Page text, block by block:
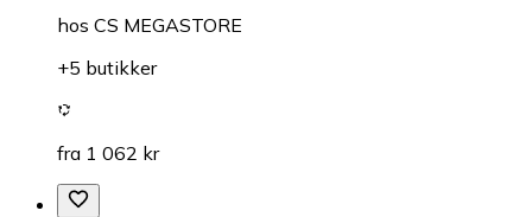
hos CS MEGASTORE
+5 butikker
fra 1 062 kr